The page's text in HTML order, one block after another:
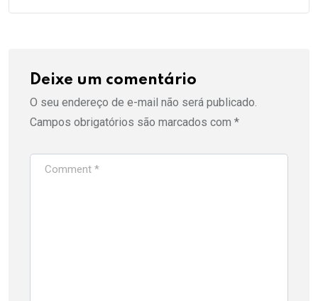
Deixe um comentário
O seu endereço de e-mail não será publicado.
Campos obrigatórios são marcados com *